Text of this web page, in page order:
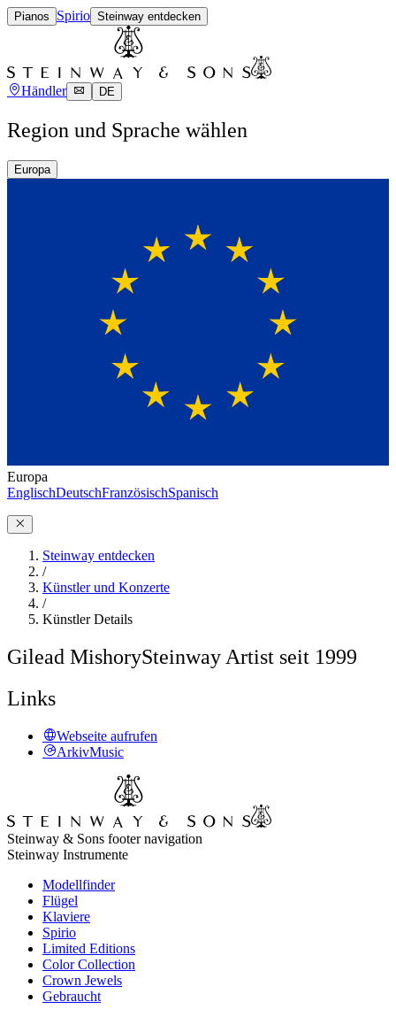
Pianos Spirio Steinway entdecken
Händler DE
Region und Sprache wählen
Europa
Europa
EnglischDeutschFranzösischSpanisch
Steinway entdecken
/
Künstler und Konzerte
/
Künstler Details
Gilead MishorySteinway Artist seit 1999
Links
Webseite aufrufen
ArkivMusic
Steinway & Sons footer navigation
Steinway Instrumente
Modellfinder
Flügel
Klaviere
Spirio
Limited Editions
Color Collection
Crown Jewels
Gebraucht